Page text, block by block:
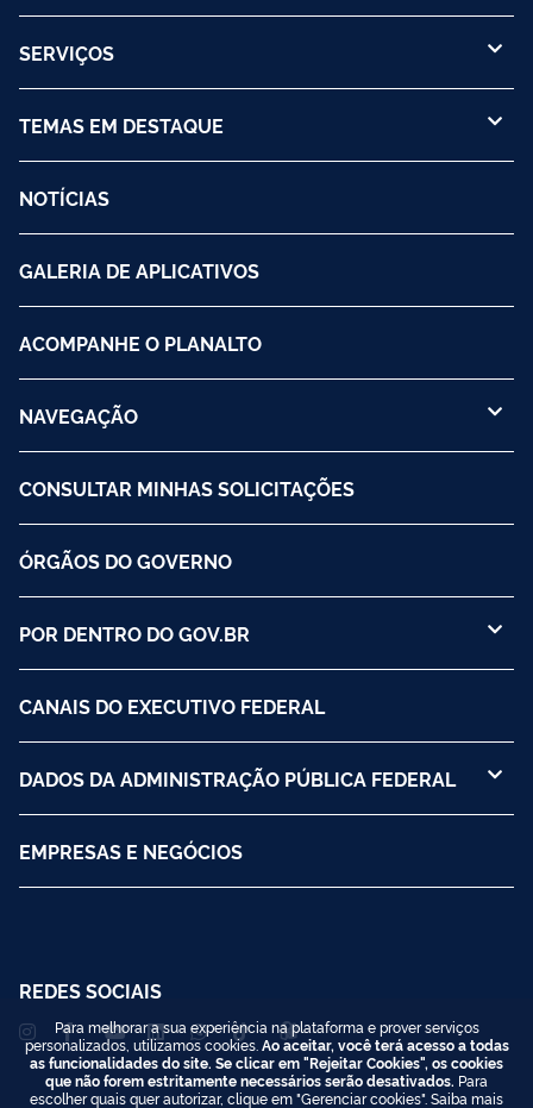
SERVIÇOS
TEMAS EM DESTAQUE
NOTÍCIAS
GALERIA DE APLICATIVOS
ACOMPANHE O PLANALTO
NAVEGAÇÃO
CONSULTAR MINHAS SOLICITAÇÕES
ÓRGÃOS DO GOVERNO
POR DENTRO DO GOV.BR
CANAIS DO EXECUTIVO FEDERAL
DADOS DA ADMINISTRAÇÃO PÚBLICA FEDERAL
EMPRESAS E NEGÓCIOS
REDES SOCIAIS
Para melhorar a sua experiência na plataforma e prover serviços
personalizados, utilizamos cookies. Ao aceitar, você terá acesso a todas
as funcionalidades do site. Se clicar em "Rejeitar Cookies", os cookies
que não forem estritamente necessários serão desativados. Para
escolher quais quer autorizar, clique em "Gerenciar cookies". Saiba mais